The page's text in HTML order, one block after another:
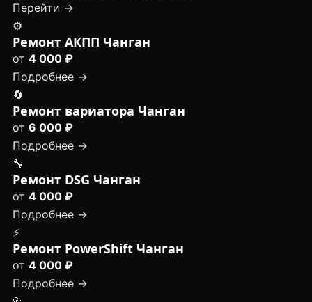
Перейти →
⚙️
Ремонт АКПП Чанган
от 4 000 ₽
Подробнее →
🔄
Ремонт вариатора Чанган
от 6 000 ₽
Подробнее →
🔧
Ремонт DSG Чанган
от 4 000 ₽
Подробнее →
⚡
Ремонт PowerShift Чанган
от 4 000 ₽
Подробнее →